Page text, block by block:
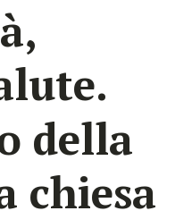
della
chiesa